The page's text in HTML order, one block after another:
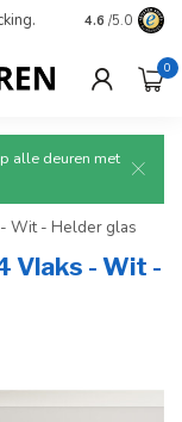
4.6 /5.0
0
alle deuren met
Wit - Helder glas
Vlaks - Wit -